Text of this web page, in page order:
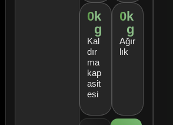
0k
g
Kal
dır
ma
kap
asit
esi
0k
g
Ağır
lık